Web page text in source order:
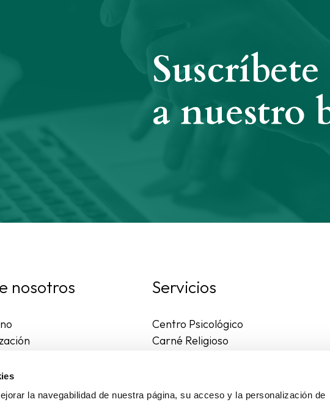
la navegabilidad de nuestra página, su acceso y la personalización de
Suscríbete
a nuestro
nosotros
seguros
Servicios
Centro Psicológico
Carné Religioso
Actividades